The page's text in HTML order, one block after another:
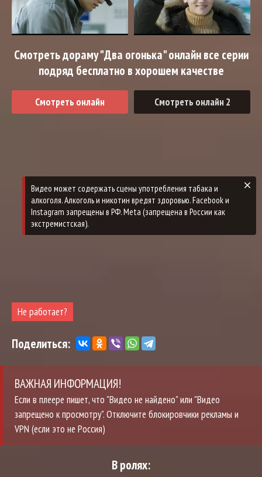
Смотреть дораму "Два огонька" онлайн все серии
подряд бесплатно в хорошем качестве
Смотреть онлайн Смотреть онлайн 2
Видео может содержать сцены употребления табака и
алкоголя. Алкоголь и никотин вредят здоровью. Facebook и
Instagram запрещены в РФ. Meta (запрещена в России как
экстремистская).
Не работает?
Поделиться:
ВАЖНАЯ ИНФОРМАЦИЯ!
Если в плеере пишет, что "Видео не найдено" или "Видео
запрещено к просмотру". Отключите блокировчики рекламы и
VPN (если это не Россия)
В ролях: